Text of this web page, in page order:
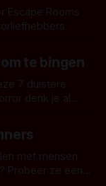
Escape Rooms
te bingen
7 duistere
horror
tv-
met mensen
Probeer ze eens